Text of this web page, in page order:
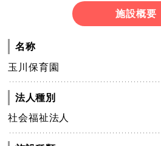
施設概要
名称
玉川保育園
法人種別
社会福祉法人